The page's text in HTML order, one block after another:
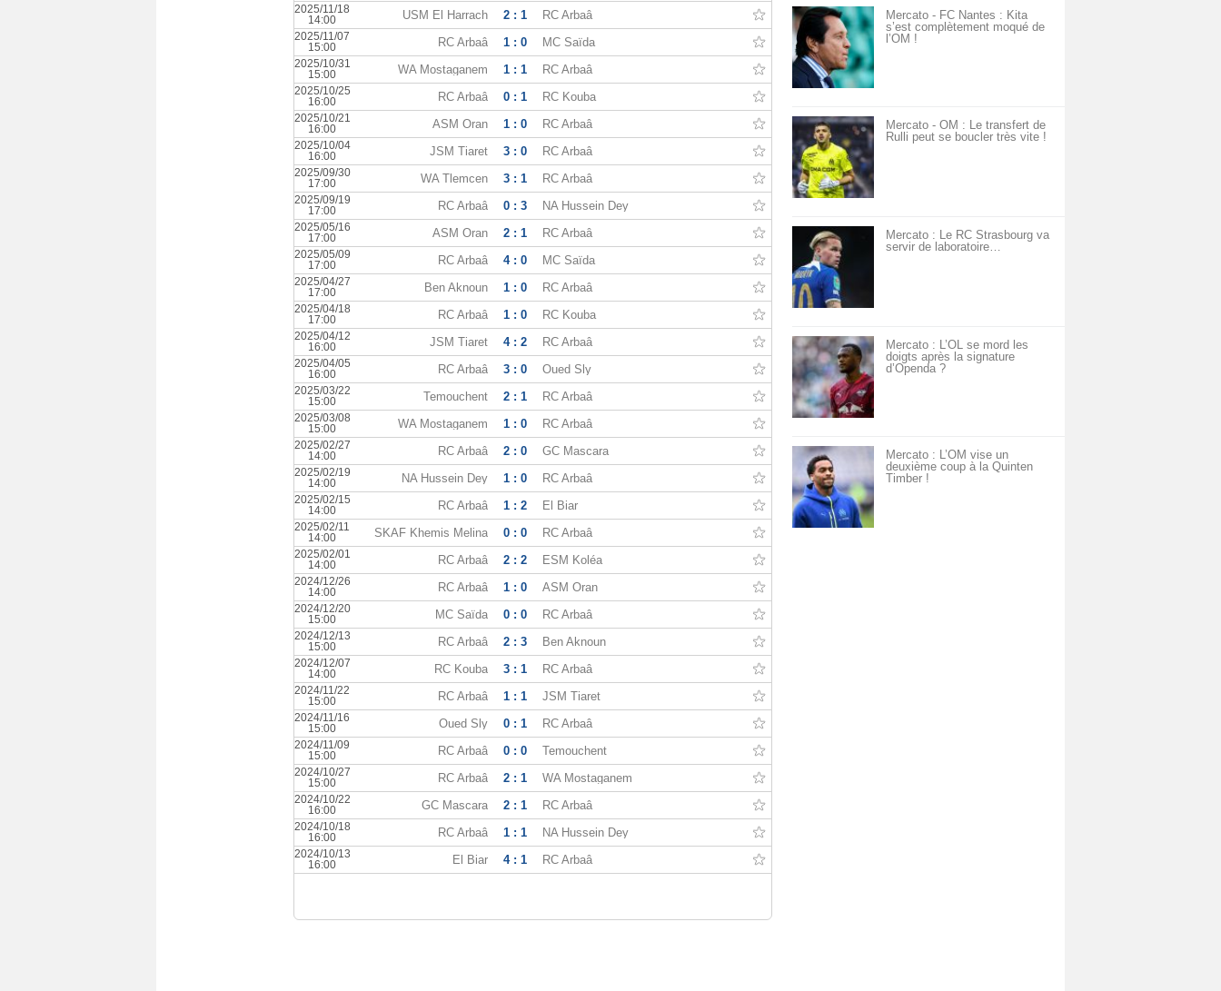
2025/11/18
14:00
USM El Harrach 2 : 1 RC Arbaâ
2025/11/07
15:00
RC Arbaâ 1 : 0 MC Saïda
2025/10/31
15:00
WA Mostaganem 1 : 1 RC Arbaâ
2025/10/25
16:00
RC Arbaâ 0 : 1 RC Kouba
2025/10/21
16:00
ASM Oran 1 : 0 RC Arbaâ
2025/10/04
16:00
JSM Tiaret 3 : 0 RC Arbaâ
2025/09/30
17:00
WA Tlemcen 3 : 1 RC Arbaâ
2025/09/19
17:00
RC Arbaâ 0 : 3 NA Hussein Dey
2025/05/16
17:00
ASM Oran 2 : 1 RC Arbaâ
2025/05/09
17:00
RC Arbaâ 4 : 0 MC Saïda
2025/04/27
17:00
Ben Aknoun 1 : 0 RC Arbaâ
2025/04/18
17:00
RC Arbaâ 1 : 0 RC Kouba
2025/04/12
16:00
JSM Tiaret 4 : 2 RC Arbaâ
2025/04/05
16:00
RC Arbaâ 3 : 0 Oued Sly
2025/03/22
15:00
Temouchent 2 : 1 RC Arbaâ
2025/03/08
15:00
WA Mostaganem 1 : 0 RC Arbaâ
2025/02/27
14:00
RC Arbaâ 2 : 0 GC Mascara
2025/02/19
14:00
NA Hussein Dey 1 : 0 RC Arbaâ
2025/02/15
14:00
RC Arbaâ 1 : 2 El Biar
2025/02/11
14:00
SKAF Khemis Melina 0 : 0 RC Arbaâ
2025/02/01
14:00
RC Arbaâ 2 : 2 ESM Koléa
2024/12/26
14:00
RC Arbaâ 1 : 0 ASM Oran
2024/12/20
15:00
MC Saïda 0 : 0 RC Arbaâ
2024/12/13
15:00
RC Arbaâ 2 : 3 Ben Aknoun
2024/12/07
14:00
RC Kouba 3 : 1 RC Arbaâ
2024/11/22
15:00
RC Arbaâ 1 : 1 JSM Tiaret
2024/11/16
15:00
Oued Sly 0 : 1 RC Arbaâ
2024/11/09
15:00
RC Arbaâ 0 : 0 Temouchent
2024/10/27
15:00
RC Arbaâ 2 : 1 WA Mostaganem
2024/10/22
16:00
GC Mascara 2 : 1 RC Arbaâ
2024/10/18
16:00
RC Arbaâ 1 : 1 NA Hussein Dey
2024/10/13
16:00
El Biar 4 : 1 RC Arbaâ
Mercato - FC Nantes : Kita
s’est complètement moqué de
l’OM !
Mercato - OM : Le transfert de
Rulli peut se boucler très vite !
Mercato : Le RC Strasbourg va
servir de laboratoire…
Mercato : L’OL se mord les
doigts après la signature
d’Openda ?
Mercato : L’OM vise un
deuxième coup à la Quinten
Timber !